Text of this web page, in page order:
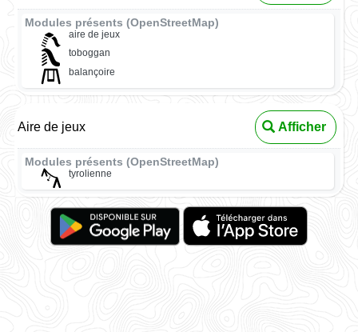
Modules présents (OpenStreetMap)
aire de jeux
toboggan
balançoire
Aire de jeux Afficher
Modules présents (OpenStreetMap)
tyrolienne